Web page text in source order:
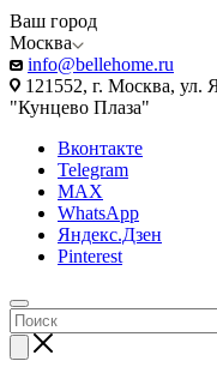
Ваш город
Москва
info@bellehome.ru
121552, г. Москва, ул.
"Кунцево Плаза"
Вконтакте
Telegram
MAX
WhatsApp
Яндекс.Дзен
Pinterest